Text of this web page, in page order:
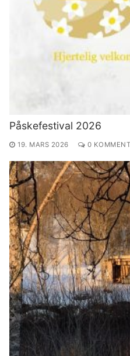
Påskefestival 2026
19. MARS 2026 0